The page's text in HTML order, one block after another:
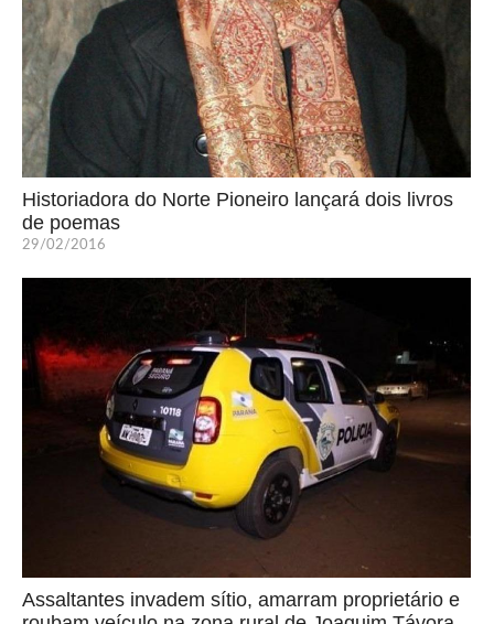
Historiadora do Norte Pioneiro lançará dois livros
de poemas
29/02/2016
Assaltantes invadem sítio, amarram proprietário e